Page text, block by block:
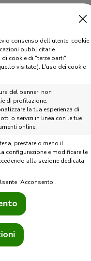
con
su
seguenti
permette di
i tuoi
(come
da
di
.
consenso dell’utente, cookie
pubblicitarie
cookie di "terze parti"
visitato). L'uso dei cookie
del banner, non
di profilazione.
la tua esperienza di
o servizi in linea con le tue
online.
prestare o meno il
configurazione e modificare le
alla sezione dedicata
“Acconsento”.